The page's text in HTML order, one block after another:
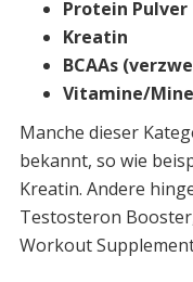
Protein Pulver
Kreatin
BCAAs (
Vitamine/
Manche dieser
bekannt, so wie
Kreatin. Andere
Testosteron
Workout